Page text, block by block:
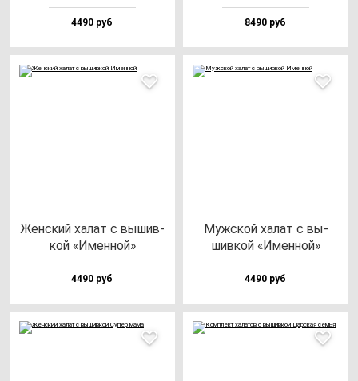
4490 руб 8490 руб
Жен­ский ха­лат с вы­шив­
кой «Имен­ной»
4490 руб
Муж­ской ха­лат с вы­
шив­кой «Имен­ной»
4490 руб